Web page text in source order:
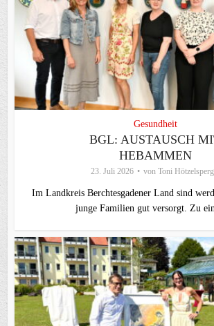
Gesundheit
BGL: AUSTAUSCH
HEBAMMEN
23. Juli 2026 von Toni
Im Landkreis Berchtesgadener Land sind
junge Familien gut versorgt. Zu